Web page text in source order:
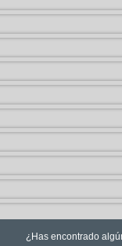
¿Has encontrado